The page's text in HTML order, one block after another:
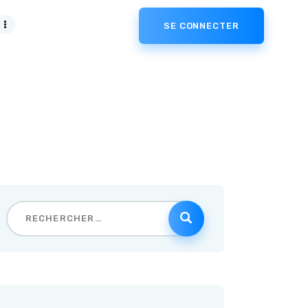
SE CONNECTER